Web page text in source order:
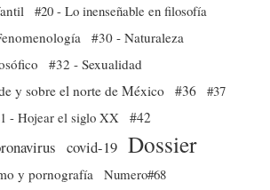
#20 - Lo inenseñable en filosofía
#30 - Naturaleza
#32 - Sexualidad
y sobre el norte de México #36 #37
- Hojear el siglo XX #42
covid-19 Dossier
y pornografía
Numero#68